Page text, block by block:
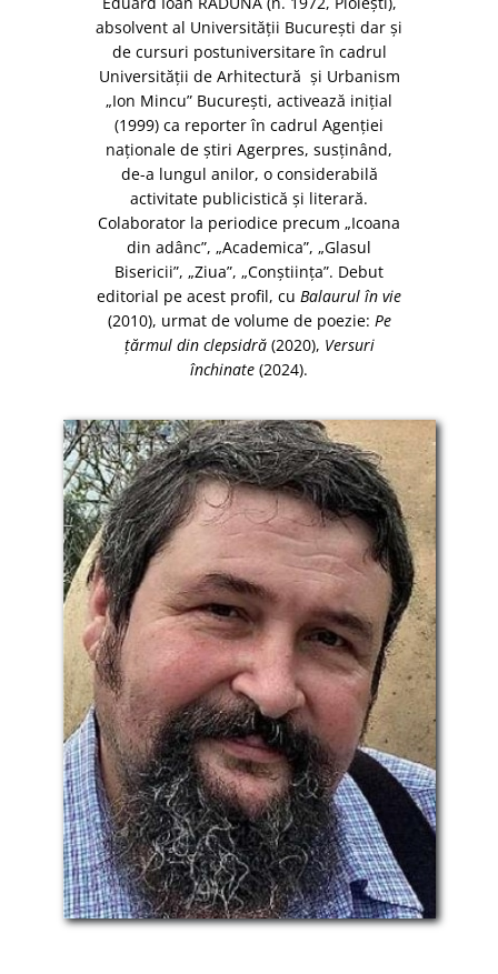
absolvent al Universității București dar și
de cursuri postuniversitare în cadrul
Universității de Arhitectură și Urbanism
„Ion Mincu” București, activează inițial
(1999) ca reporter în cadrul Agenției
naționale de știri Agerpres, susținând,
de-a lungul anilor, o considerabilă
activitate publicistică și literară.
Colaborator la periodice precum „Icoana
din adânc”, „Academica”, „Glasul
Bisericii”, „Ziua”, „Conștiința”. Debut
editorial pe acest profil, cu Balaurul în vie
(2010), urmat de volume de poezie: Pe
țărmul din clepsidră(2020), Versuri
închinate (2024).